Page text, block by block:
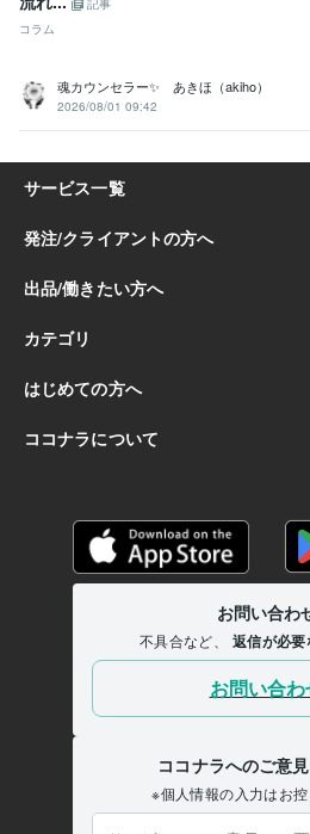
記事
コラム
魂カウンセラー✨ あきほ（akiho）
2026/08/01 09:42